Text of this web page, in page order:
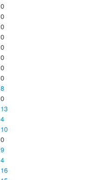
0
0
0
0
0
0
0
0
8
0
13
4
10
0
9
4
16